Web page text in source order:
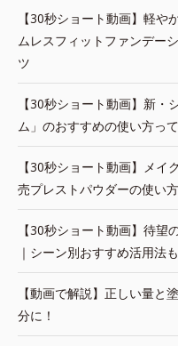
【30秒ショート動画】軽や
ムレスフィットファンデー
ツ
【30秒ショート動画】新・
ム」のおすすめの使い方っ
【30秒ショート動画】メイ
売プレストパウダーの使い方
【30秒ショート動画】待
｜シーン別おすすめ活用法
【動画で解説】正しい量と
分に！